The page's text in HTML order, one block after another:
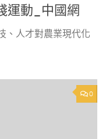
運動_中國網
、人才對農業現代化
0